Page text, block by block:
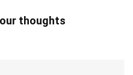
thoughts